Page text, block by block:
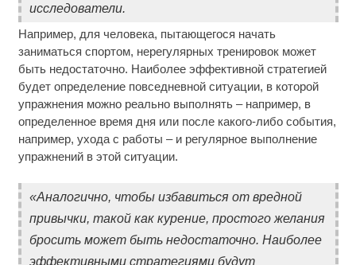
исследователи.
Например, для человека, пытающегося начать
заниматься спортом, нерегулярных тренировок может
быть недостаточно. Наиболее эффективной стратегией
будет определение повседневной ситуации, в которой
упражнения можно реально выполнять – например, в
определенное время дня или после какого-либо события,
например, ухода с работы – и регулярное выполнение
упражнений в этой ситуации.
«Аналогично, чтобы избавиться от вредной
привычки, такой как курение, простого желания
бросить может быть недостаточно. Наиболее
эффективными стратегиями будут